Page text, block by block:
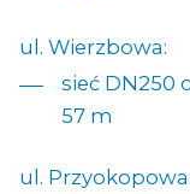
ul. Wierzbowa:
sieć DN250
57 m
ul. Przyokopowa: